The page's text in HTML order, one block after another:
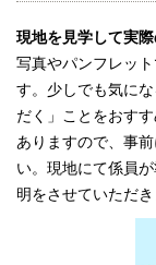
現地を見学して実
写真やパンフレッ
す。少しでも気に
だく」ことをおす
ありますので、事
い。現地にて係員
明をさせていただき